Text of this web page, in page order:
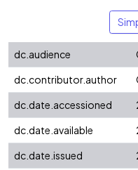
dc.audience
dc.contributor.author
dc.date.accessioned
dc.date.available
dc.date.issued